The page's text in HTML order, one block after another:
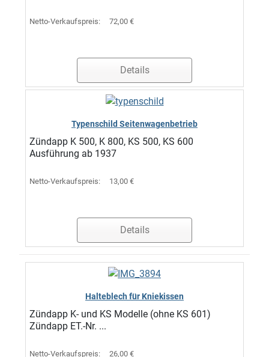
Netto-Verkaufspreis: 72,00 €
Details
Typenschild Seitenwagenbetrieb
Zündapp K 500, K 800, KS 500, KS 600
Ausführung ab 1937
Netto-Verkaufspreis: 13,00 €
Details
Halteblech für Kniekissen
Zündapp K- und KS Modelle (ohne KS 601)
Zündapp ET.-Nr. ...
Netto-Verkaufspreis: 26,00 €